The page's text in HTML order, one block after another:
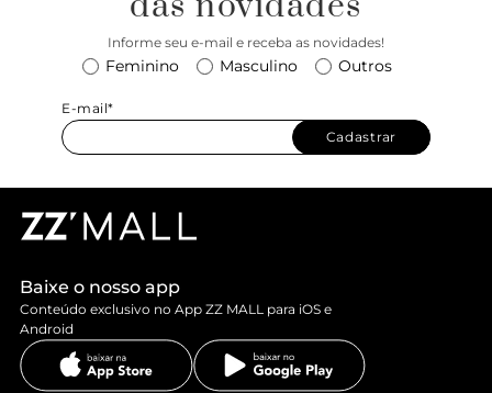
cara da estação mais quente do ano!
Informe seu e-mail e receba as novidades!
Feminino Masculino Outros
E-mail*
Cadastrar
Baixe o nosso app
Conteúdo exclusivo no App ZZ MALL para iOS e
Android